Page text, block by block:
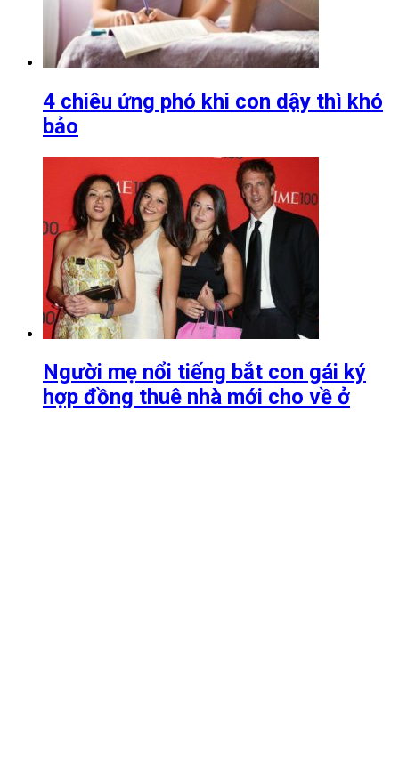
4 chiêu ứng phó khi con dậy thì khó
bảo
Người mẹ nổi tiếng bắt con gái ký
hợp đồng thuê nhà mới cho về ở